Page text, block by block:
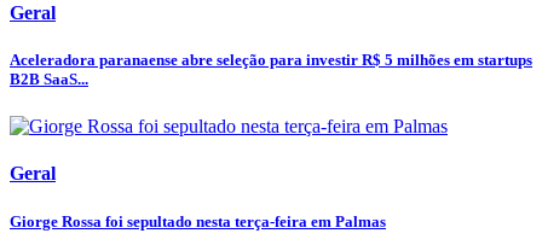
Geral
Aceleradora paranaense abre seleção para investir R$ 5 milhões em startups
B2B SaaS...
Geral
Giorge Rossa foi sepultado nesta terça-feira em Palmas